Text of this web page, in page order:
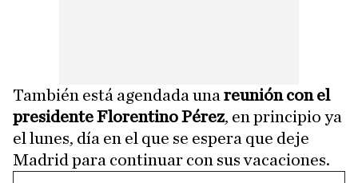
También está agendada una reunión con el
presidente Florentino Pérez, en principio ya
el lunes, día en el que se espera que deje
Madrid para continuar con sus vacaciones.